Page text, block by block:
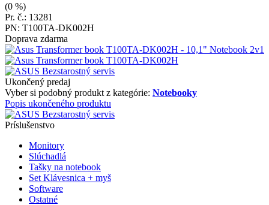
(0 %)
Pr. č.: 13281
PN: T100TA-DK002H
Doprava zdarma
Ukončený predaj
Vyber si podobný produkt z kategórie: Notebooky
Popis ukončeného produktu
Príslušenstvo
Monitory
Slúchadlá
Tašky na notebook
Set Klávesnica + myš
Software
Ostatné